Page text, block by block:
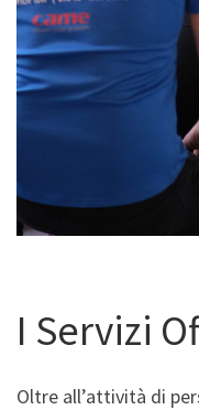
I Servizi
Oltre all’attività di